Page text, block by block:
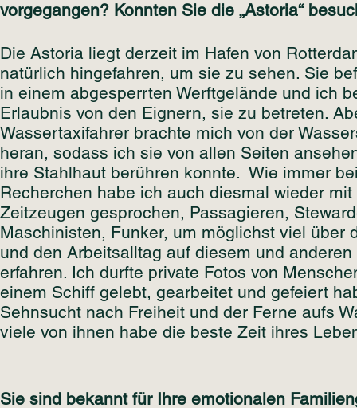
vorgegangen? Konnten Sie die „Astoria“
Die Astoria liegt derzeit im Hafen von
natürlich hingefahren, um sie zu sehen. Sie
in einem abgesperrten Werftgelände und ich
Erlaubnis von den Eignern, sie zu betreten.
Wassertaxifahrer brachte mich von der
heran, sodass ich sie von allen Seiten
ihre Stahlhaut berühren konnte. Wie immer
Recherchen habe ich auch diesmal wieder
Zeitzeugen gesprochen, Passagieren,
Maschinisten, Funker, um möglichst viel über
und den Arbeitsalltag auf diesem und
erfahren. Ich durfte private Fotos von
einem Schiff gelebt, gearbeitet und gefeiert
Sehnsucht nach Freiheit und der Ferne aufs
viele von ihnen habe die beste Zeit ihres
Sie sind bekannt für Ihre emotionalen